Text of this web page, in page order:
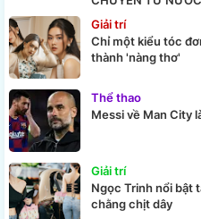
Giải trí
Chỉ một kiểu tóc
thành 'nàng thơ'
Thể thao
Messi về Man City
Giải trí
Ngọc Trinh nổi bật
chằng chịt dây